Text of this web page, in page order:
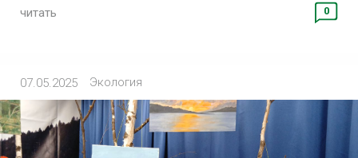
читать 0
07.05.2025 Экология